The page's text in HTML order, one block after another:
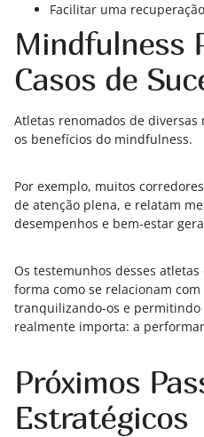
Facilitar uma
Mindfulness
Casos de
Atletas renomados de
os benefícios do mindfulness.
Por exemplo, muitos
de atenção plena, e relatam
desempenhos e bem-estar
Os testemunhos desses
forma como se relacionam
tranquilizando-os e
realmente importa: a
Próximos
Estratégicos